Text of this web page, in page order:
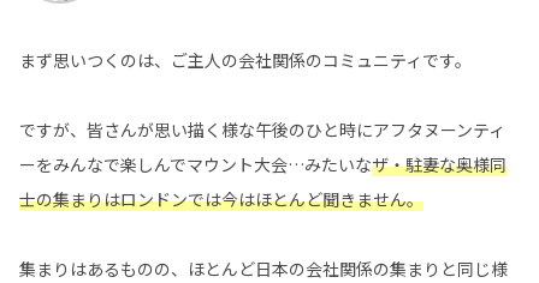
まず思いつくのは、ご主人の会社関係のコミュニティです。
ですが、皆さんが思い描く様な午後のひと時にアフタヌーンティ
ーをみんなで楽しんでマウント大会…みたいなザ・駐妻な奥様同
士の集まりはロンドンでは今はほとんど聞きません。
集まりはあるものの、ほとんど日本の会社関係の集まりと同じ様